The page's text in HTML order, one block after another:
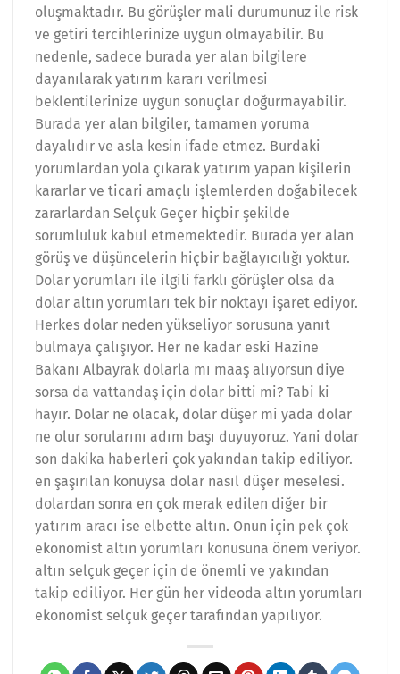
oluşmaktadır. Bu görüşler mali durumunuz ile risk
ve getiri tercihlerinize uygun olmayabilir. Bu
nedenle, sadece burada yer alan bilgilere
dayanılarak yatırım kararı verilmesi
beklentilerinize uygun sonuçlar doğurmayabilir.
Burada yer alan bilgiler, tamamen yoruma
dayalıdır ve asla kesin ifade etmez. Burdaki
yorumlardan yola çıkarak yatırım yapan kişilerin
kararlar ve ticari amaçlı işlemlerden doğabilecek
zararlardan Selçuk Geçer hiçbir şekilde
sorumluluk kabul etmemektedir. Burada yer alan
görüş ve düşüncelerin hiçbir bağlayıcılığı yoktur.
Dolar yorumları ile ilgili farklı görüşler olsa da
dolar altın yorumları tek bir noktayı işaret ediyor.
Herkes dolar neden yükseliyor sorusuna yanıt
bulmaya çalışıyor. Her ne kadar eski Hazine
Bakanı Albayrak dolarla mı maaş alıyorsun diye
sorsa da vattandaş için dolar bitti mi? Tabi ki
hayır. Dolar ne olacak, dolar düşer mi yada dolar
ne olur sorularını adım başı duyuyoruz. Yani dolar
son dakika haberleri çok yakından takip ediliyor.
en şaşırılan konuysa dolar nasıl düşer meselesi.
dolardan sonra en çok merak edilen diğer bir
yatırım aracı ise elbette altın. Onun için pek çok
ekonomist altın yorumları konusuna önem veriyor.
altın selçuk geçer için de önemli ve yakından
takip ediliyor. Her gün her videoda altın yorumları
ekonomist selçuk geçer tarafından yapılıyor.